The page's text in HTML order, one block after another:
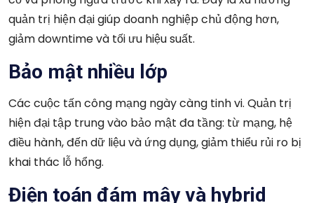
quản trị hiện đại giúp doanh nghiệp chủ động hơn,
giảm downtime và tối ưu hiệu suất.
Bảo mật nhiều lớp
Các cuộc tấn công mạng ngày càng tinh vi. Quản trị
hiện đại tập trung vào bảo mật đa tầng: từ mạng, hệ
điều hành, đến dữ liệu và ứng dụng, giảm thiểu rủi ro bị
khai thác lỗ hổng.
Điện toán đám mây và hybrid